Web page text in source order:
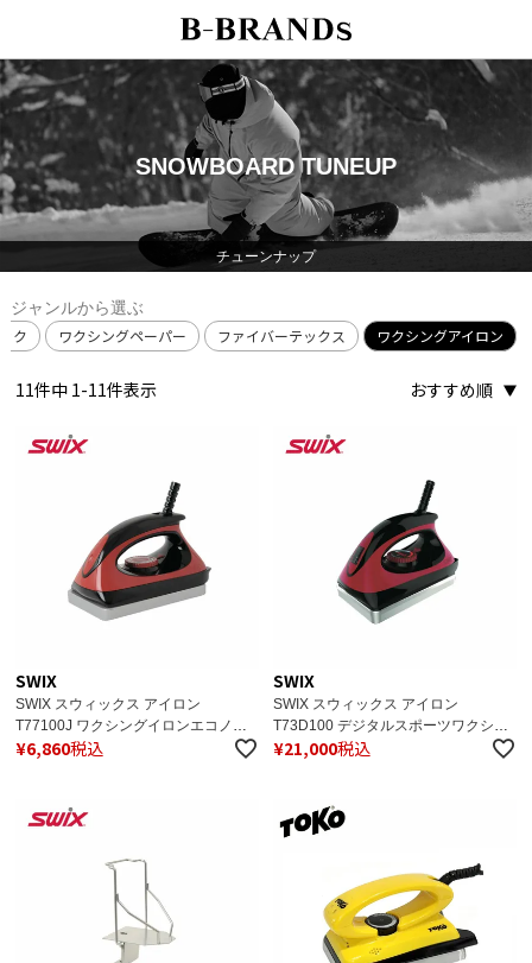
SNOWBOARD TUNEUP
チューンナップ
ジャンルから選ぶ
ク ワクシングペーパー ファイバーテックス ワクシングアイロン
おすすめ順
11件中 1-11件表示
SWIX
SWIX スウィックス アイロン
T77100J ワクシングイロンエコノミ
ー スノボ スノーボード スノボ
¥6,860税込
SWIX
SWIX スウィックス アイロン
T73D100 デジタルスポーツワクシン
グイロン スノボ スノーボード スノボ
¥21,000税込